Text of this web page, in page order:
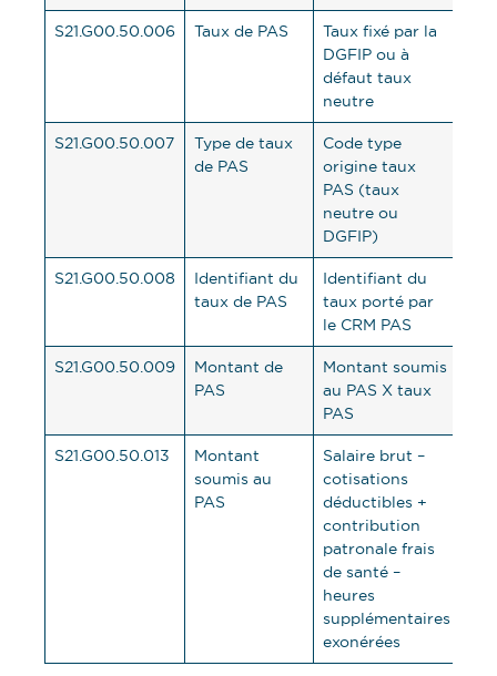
S21.G00.50.006 Taux de PAS
Taux fixé par la
DGFIP ou à
défaut taux
neutre
S21.G00.50.007
Type de taux
de PAS
Code type
origine taux
PAS (taux
neutre ou
DGFIP)
S21.G00.50.008
Identifiant du
taux de PAS
Identifiant du
taux porté par
le CRM PAS
S21.G00.50.009
Montant de
PAS
Montant soumis
au PAS X taux
PAS
S21.G00.50.013
Montant
soumis au
PAS
Salaire brut –
cotisations
déductibles +
contribution
patronale frais
de santé –
heures
supplémentaires
exonérées